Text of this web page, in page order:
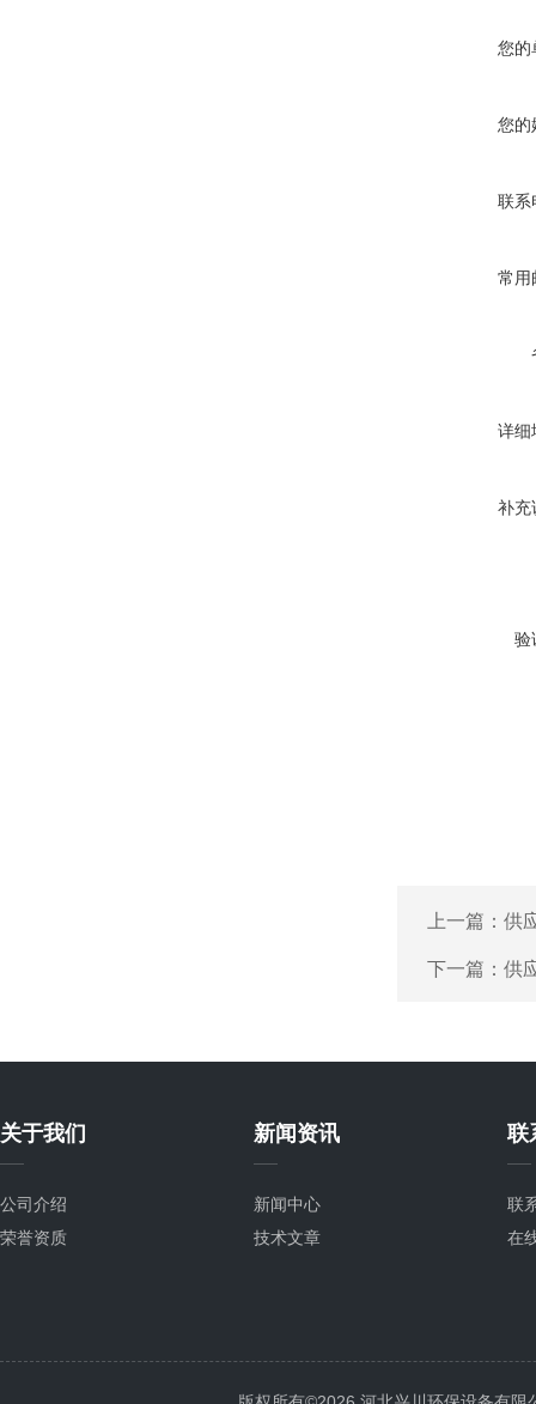
您的
您的
联系
常用
详细
补充
验
上一篇： 供
下一篇： 供
关于我们
公司介绍
荣誉资质
新闻资讯
新闻中心
技术文章
联
联
在